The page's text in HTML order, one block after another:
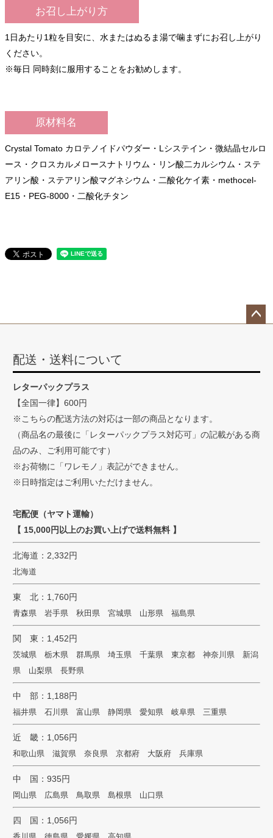
お召し上がり方
1日あたり1粒を目安に、水またはぬるま湯で噛まずにお召し上がり
ください。
※毎日 同時刻に服用することをお勧めします。
原材料名
Crystal Tomato カロテノイドパウダー・Lシステイン・微結晶セルロ
ース・クロスカルメロースナトリウム・リン酸二カルシウム・ステ
アリン酸・ステアリン酸マグネシウム・二酸化ケイ素・methocel-
E15・PEG-8000・二酸化チタン
配送・送料について
レターパックプラス
【全国一律】600円
※こちらの配送方法の対応は一部の商品となります。
（商品名の最後に「レターパックプラス対応可」の記載がある商
品のみ、ご利用可能です）
※お荷物に「ワレモノ」表記ができません。
※日時指定はご利用いただけません。
宅配便（ヤマト運輸）
【 15,000円以上のお買い上げで送料無料 】
北海道：2,332円
北海道
東 北：1,760円
青森県 岩手県 秋田県 宮城県 山形県 福島県
関 東：1,452円
茨城県 栃木県 群馬県 埼玉県 千葉県 東京都 神奈川県 新潟
県 山梨県 長野県
中 部：1,188円
福井県 石川県 富山県 静岡県 愛知県 岐阜県 三重県
近 畿：1,056円
和歌山県 滋賀県 奈良県 京都府 大阪府 兵庫県
中 国：935円
岡山県 広島県 鳥取県 島根県 山口県
四 国：1,056円